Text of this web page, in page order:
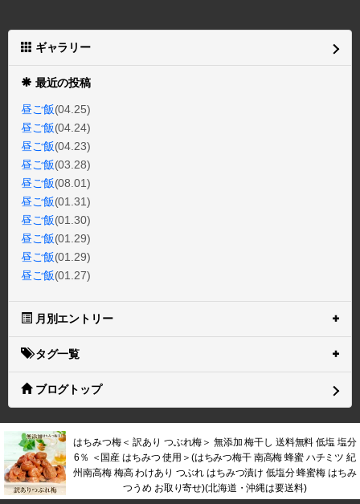
ギャラリー
最近の投稿
昼ご飯(04.25)
昼ご飯(04.24)
昼ご飯(04.23)
昼ご飯(03.28)
昼ご飯(08.01)
昼ご飯(01.31)
昼ご飯(01.30)
昼ご飯(01.29)
昼ご飯(01.29)
昼ご飯(01.27)
月別エントリー
タグ一覧
ブログトップ
はちみつ梅＜ 訳あり つぶれ梅＞ 無添加 梅干し 送料無料 低塩 塩分
6％ ＜国産 はちみつ 使用＞(はちみつ梅干 南高梅 蜂蜜 ハチミツ 紀
州南高梅 梅高 わけあり つぶれ はちみつ漬け 低塩分 蜂蜜梅 はちみ
つうめ お取り寄せ)(北海道・沖縄は要送料)